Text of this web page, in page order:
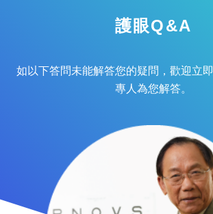
護眼Q&A
如以下答問未能解答您的疑問，歡迎立即
專人為您解答。